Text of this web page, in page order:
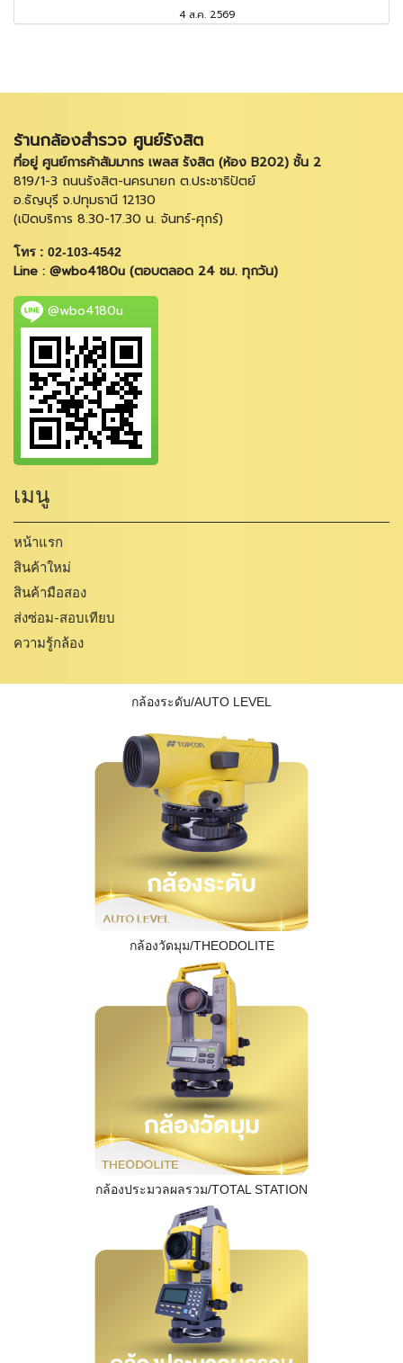
4 ส.ค. 2569
ร้านกล้องสำรวจ ศูนย์รังสิต
ที่อยู่ ศูนย์การค้าสัมมากร เพลส รังสิต (ห้อง B202) ชั้น 2
819/1-3 ถนนรังสิต-นครนายก ต.ประชาธิปัตย์
อ.ธัญบุรี จ.ปทุมธานี 12130
(เปิดบริการ 8.30-17.30 น. จันทร์-ศุกร์)
โทร : 02-103-4542
Line : @wbo4180u (ตอบตลอด 24 ชม. ทุกวัน)
@wbo4180u
เมนู
หน้าแรก
สินค้าใหม่
สินค้ามือสอง
ส่งซ่อม-สอบเทียบ
ความรู้กล้อง
กล้องระดับ/AUTO LEVEL
กล้องวัดมุม/THEODOLITE
กล้องประมวลผลรวม/TOTAL STATION